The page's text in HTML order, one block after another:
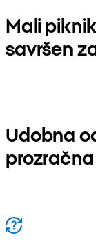
Mali
savršen
Udobna